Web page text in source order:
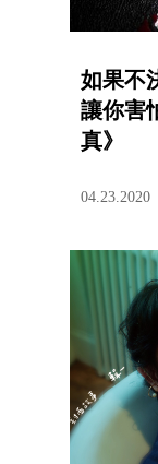
如果不
讓你害
真》
04.23.2020